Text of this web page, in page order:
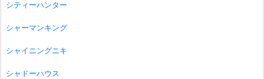
シティーハンター
シャーマンキング
シャイニングニキ
シャドーハウス